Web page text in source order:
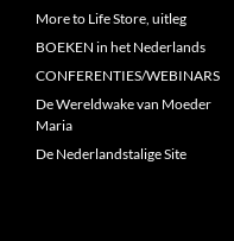
More to Life Store, uitleg
BOEKEN in het Nederlands
CONFERENTIES/WEBINARS
De Wereldwake van Moeder
Maria
De Nederlandstalige Site